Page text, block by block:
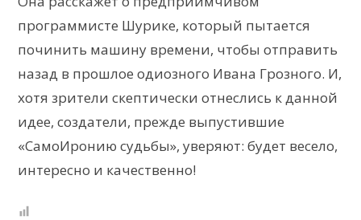
программисте Шурике, который пытается
починить машину времени, чтобы отправить
назад в прошлое одиозного Ивана Грозного. И,
хотя зрители скептически отнеслись к данной
идее, создатели, прежде выпустившие
«СамоИронию судьбы», уверяют: будет весело,
интересно и качественно!